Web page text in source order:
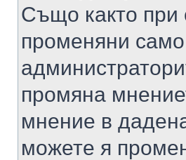
Също както при
променяни
промяна
мнение в
можете я